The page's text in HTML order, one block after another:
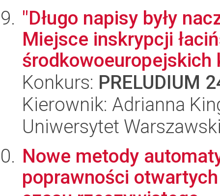
"Długo napisy były
Miejsce inskrypcji
środkowoeuropejskich
Konkurs: PRELUDIUM
Kierownik: Adrianna
Uniwersytet
Nowe metody
poprawności